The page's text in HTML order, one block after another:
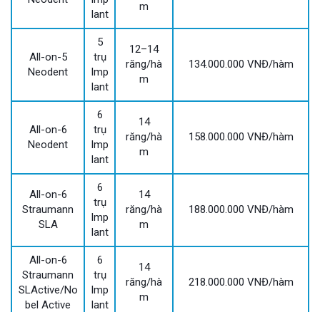
lant
m
All-on-5
Neodent
5
trụ
Imp
lant
12–14
răng/hà
m
134.000.000 VNĐ/hàm
All-on-6
Neodent
6
trụ
Imp
lant
14
răng/hà
m
158.000.000 VNĐ/hàm
All-on-6
Straumann
SLA
6
trụ
Imp
lant
14
răng/hà
m
188.000.000 VNĐ/hàm
All-on-6
Straumann
SLActive/No
bel Active
6
trụ
Imp
lant
14
răng/hà
m
218.000.000 VNĐ/hàm